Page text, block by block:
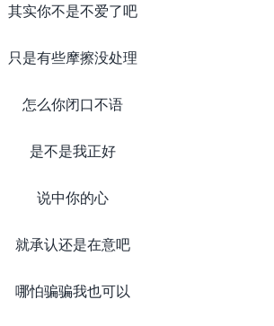
其实你不是不爱了吧
只是有些摩擦没处理
怎么你闭口不语
是不是我正好
说中你的心
就承认还是在意吧
哪怕骗骗我也可以